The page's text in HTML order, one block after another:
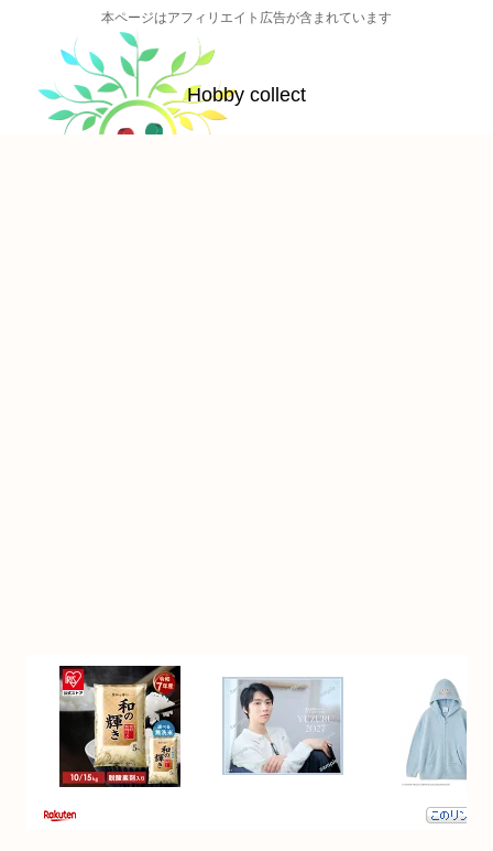
本ページはアフィリエイト広告が含まれています
Hobby collect